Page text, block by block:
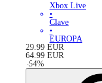
Xbox Live
•
Clave
•
EUROPA
29.99 EUR
64.99 EUR
-54%